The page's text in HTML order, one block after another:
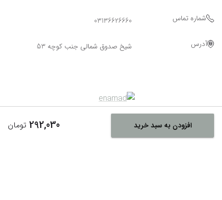
افزودن به سبد خرید 292,030 تومان
شماره تماس 03136626660
آدرس شیخ صدوق شمالی جنب کوچه 53